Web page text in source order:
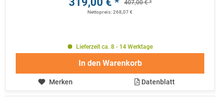
407,00 € *
Nettopreis: 268,07 €
Lieferzeit ca. 8 - 14 Werktage
In den Warenkorb
Merken Datenblatt